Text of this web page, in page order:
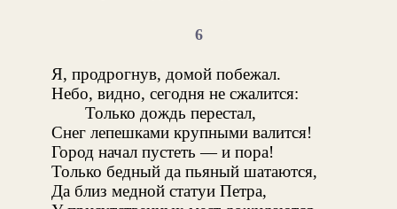
6
Я, продрогнув, домой побежал.
Небо, видно, сегодня не сжалится:
Только дождь перестал,
Снег лепешками крупными валится!
Город начал пустеть — и пора!
Только бедный да пьяный шатаются,
Да близ медной статуи Петра,